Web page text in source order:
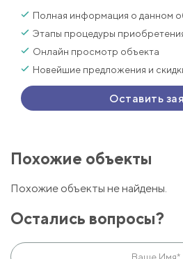
Полная информация о данном
Этапы процедуры
Онлайн просмотр объекта
Новейшие предложения и
Оставить
Похожие объекты
Похожие объекты не найдены.
Остались вопросы?